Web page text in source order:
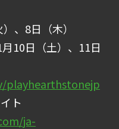
、8日（木）
10日（土）、11日
playhearthstonejp
ト
ja-